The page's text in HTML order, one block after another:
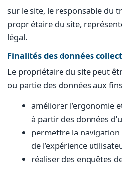
sur le site, le responsable du
propriétaire du site,
légal.
Finalités des données
Le propriétaire du site peut
ou partie des données aux
améliorer l’ergonomie
à partir des données
permettre la navigation
de l’expérience
réaliser des enquêtes